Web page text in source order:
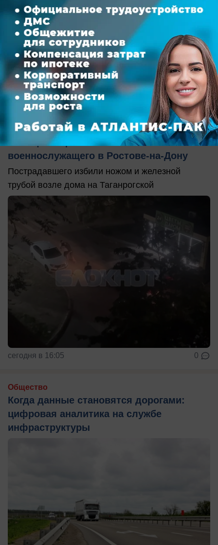
сегодня в 16:40
Происшествия
Полиция ищет напавших на
военнослужащего в Ростове-на-Дону
Пострадавшего избили ножом и железной
трубой возле дома на Таганрогской
сегодня в 16:05 0
Общество
Когда данные становятся дорогами:
цифровая аналитика на службе
инфраструктуры